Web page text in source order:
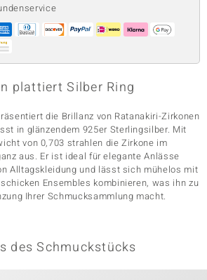
plattiert Silber Ring
die Brillanz von Ratanakiri-Zirkonen
in glänzendem 925er Sterlingsilber. Mit
von 0,703 strahlen die Zirkone im
aus. Er ist ideal für elegante Anlässe
Alltagskleidung und lässt sich mühelos mit
Ensembles kombinieren, was ihn zu
Ihrer Schmucksammlung macht.
des Schmuckstücks